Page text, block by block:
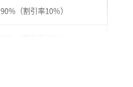
90％（割引率10％）